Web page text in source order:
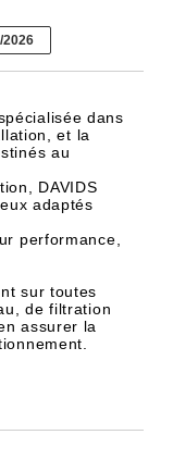
2026
dans
et la
au
DAVIDS
adaptés
performance,
sur toutes
de filtration
assurer la